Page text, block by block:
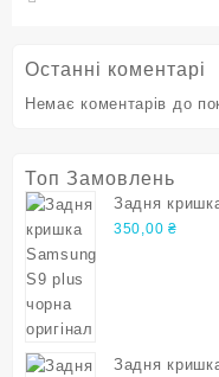
Останні коментарі
Немає коментарів до
Топ Замовлень
Задня
350,00 ₴
Задня